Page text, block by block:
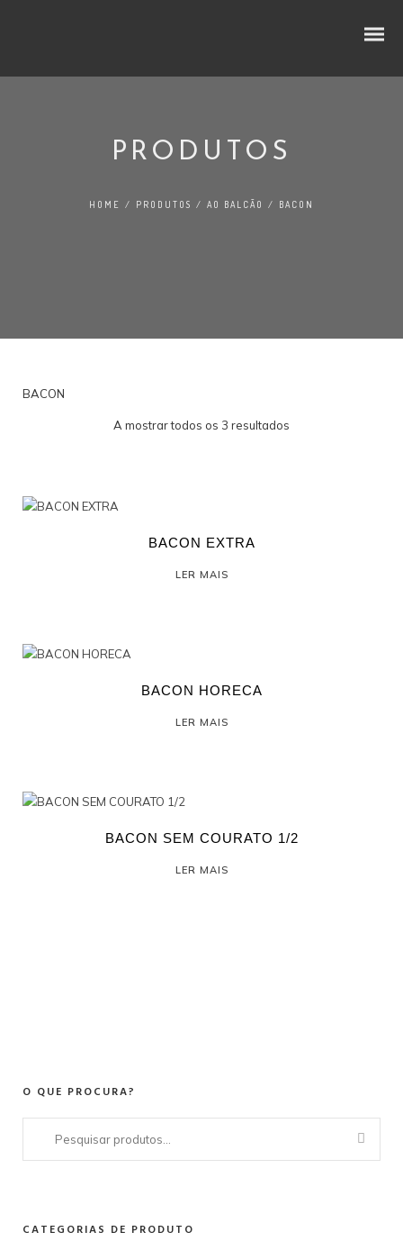
AO BALCÃO
PRODUTOS
HOME / PRODUTOS / AO BALCÃO / BACON
BACON
A mostrar todos os 3 resultados
BACON EXTRA
LER MAIS
BACON HORECA
LER MAIS
BACON SEM COURATO 1/2
LER MAIS
O QUE PROCURA?
CATEGORIAS DE PRODUTO